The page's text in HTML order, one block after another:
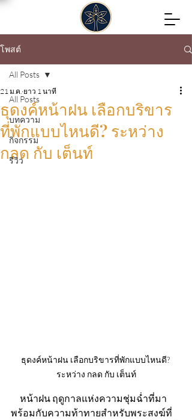
โพสต์
All Posts
บทความ
กิจกรรม
รีวิว
All Posts
ธุดงค์หน้าฝน เลือกบริขาร
ที่พักแบบไหนดี? ระหว่าง
กลด กับ เต็นท์
21 ม.ค. ยาว 1 นาที
ธุดงค์หน้าฝน เลือกบริขารที่พักแบบไหนดี?
ระหว่าง กลด กับ เต็นท์
พร้อมกับความท้าทายสำหรับพระสงฆ์ที่